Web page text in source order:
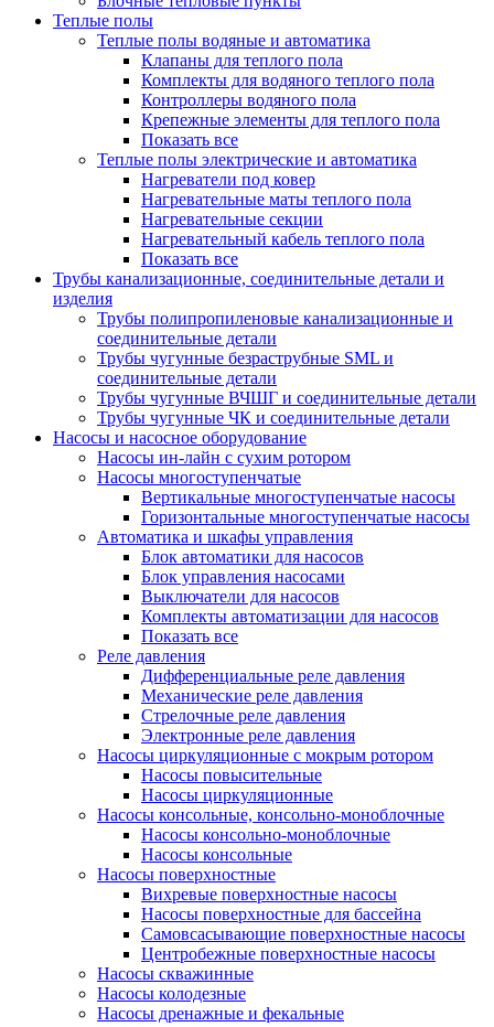
Теплые полы
Теплые полы водяные и автоматика
Клапаны для теплого пола
Комплекты для водяного теплого пола
Контроллеры водяного пола
Крепежные элементы для теплого пола
Показать все
Теплые полы электрические и автоматика
Нагреватели под ковер
Нагревательные маты теплого пола
Нагревательные секции
Нагревательный кабель теплого пола
Показать все
Трубы канализационные, соединительные детали и
изделия
Трубы полипропиленовые канализационные и
соединительные детали
Трубы чугунные безраструбные SML и
соединительные детали
Трубы чугунные ВЧШГ и соединительные детали
Трубы чугунные ЧК и соединительные детали
Насосы и насосное оборудование
Насосы ин-лайн с сухим ротором
Насосы многоступенчатые
Вертикальные многоступенчатые насосы
Горизонтальные многоступенчатые насосы
Автоматика и шкафы управления
Блок автоматики для насосов
Блок управления насосами
Выключатели для насосов
Комплекты автоматизации для насосов
Показать все
Реле давления
Дифференциальные реле давления
Механические реле давления
Стрелочные реле давления
Электронные реле давления
Насосы циркуляционные с мокрым ротором
Насосы повысительные
Насосы циркуляционные
Насосы консольные, консольно-моноблочные
Насосы консольно-моноблочные
Насосы консольные
Насосы поверхностные
Вихревые поверхностные насосы
Насосы поверхностные для бассейна
Самовсасывающие поверхностные насосы
Центробежные поверхностные насосы
Насосы скважинные
Насосы колодезные
Насосы дренажные и фекальные